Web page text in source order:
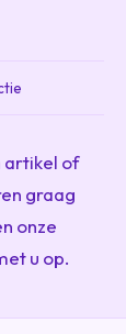
artikel of
graag
onze
u op.